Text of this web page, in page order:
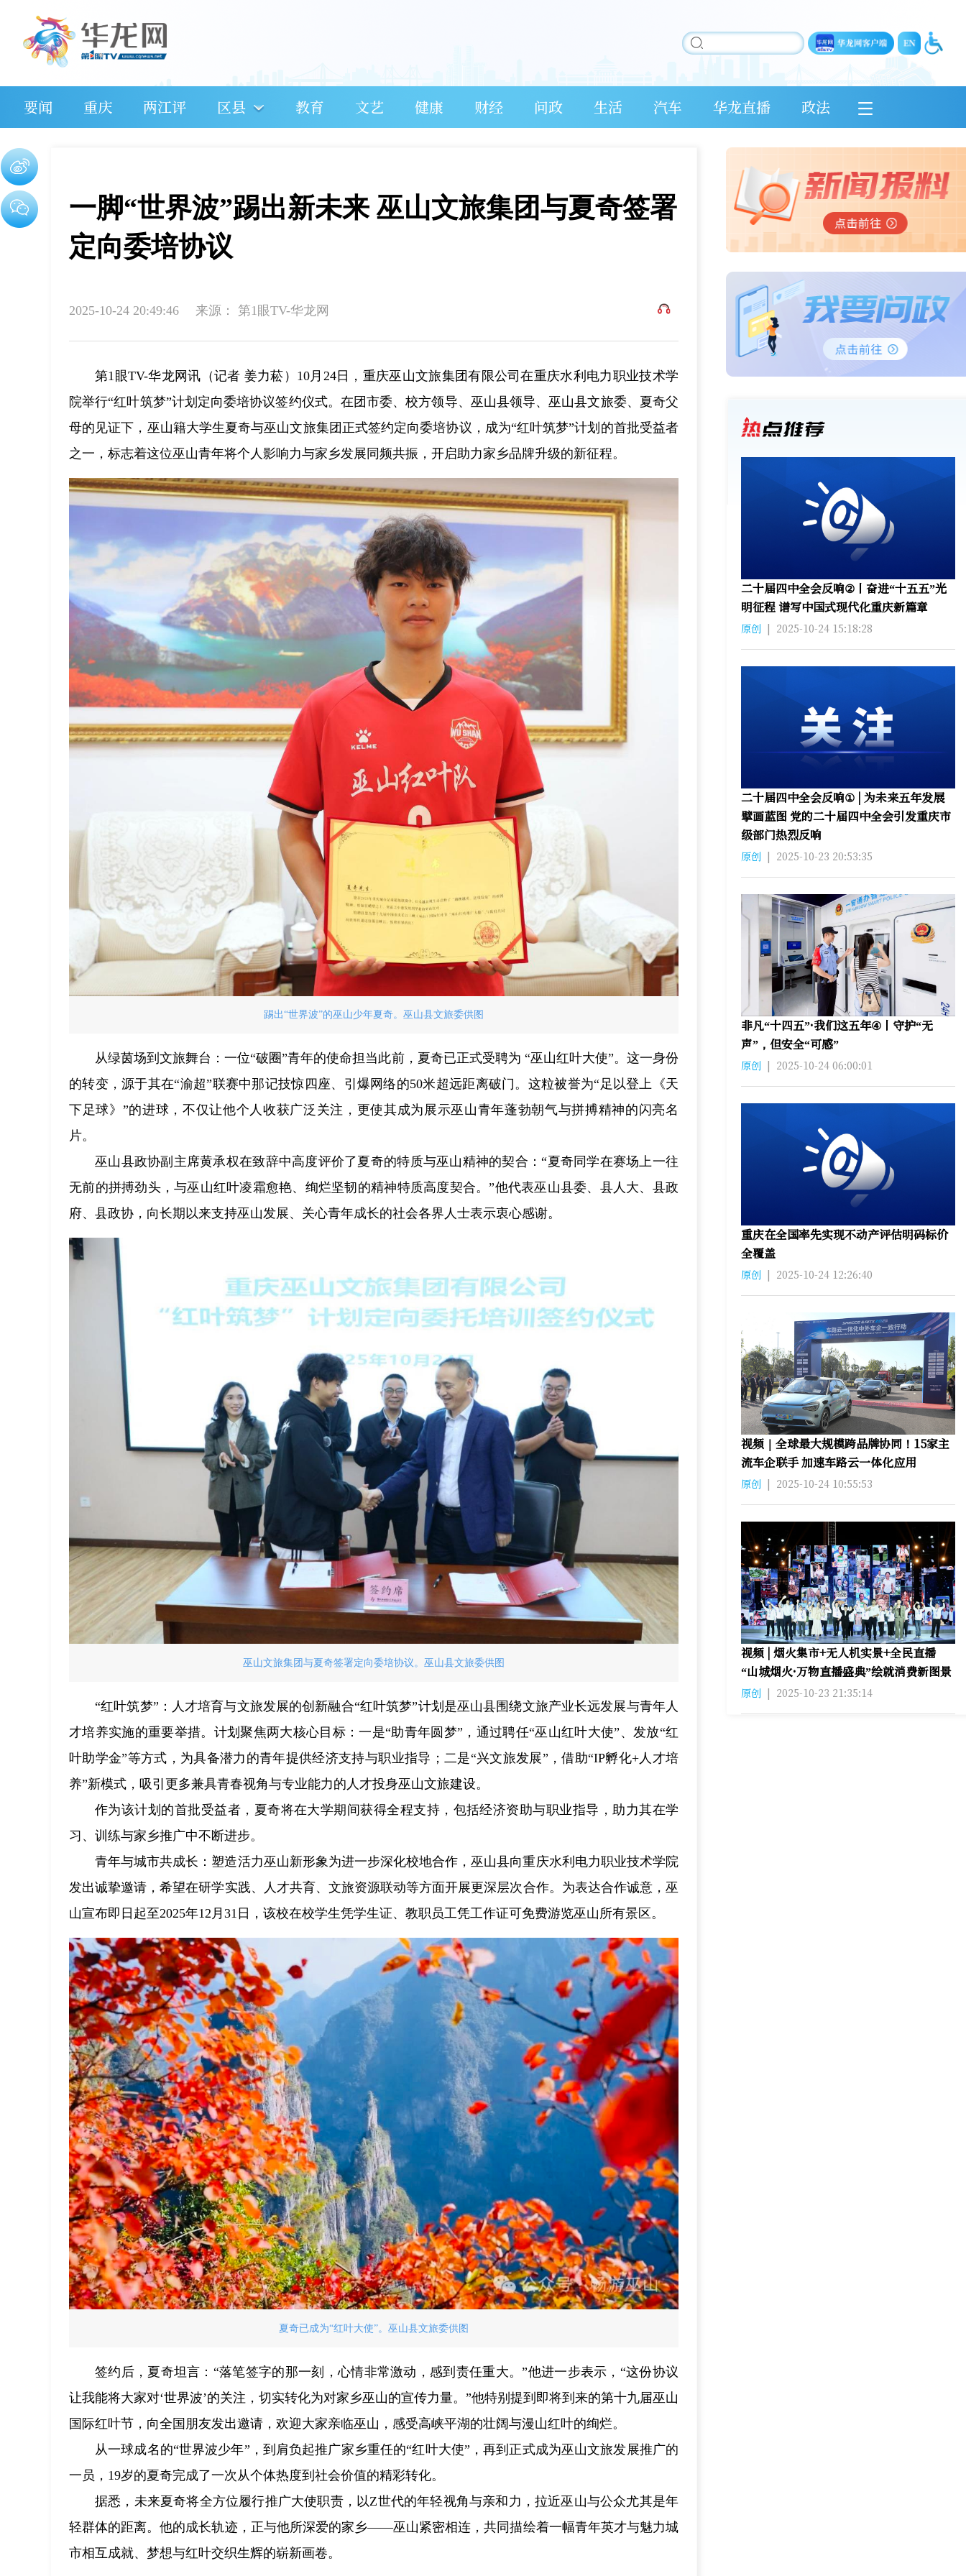
要闻 重庆 两江评 区县 教育 文艺 健康 财经 问政 生活 汽车 华龙直播 政法
一脚“世界波”踢出新未来 巫山文旅集团与夏奇签署
定向委培协议
2025-10-24 20:49:46 来源： 第1眼TV-华龙网
第1眼TV-华龙网讯（记者 姜力菘）10月24日，重庆巫山文旅集团有限公司在重庆水利电力职业技术学
院举行“红叶筑梦”计划定向委培协议签约仪式。在团市委、校方领导、巫山县领导、巫山县文旅委、夏奇父
母的见证下，巫山籍大学生夏奇与巫山文旅集团正式签约定向委培协议，成为“红叶筑梦”计划的首批受益者
之一，标志着这位巫山青年将个人影响力与家乡发展同频共振，开启助力家乡品牌升级的新征程。
踢出“世界波”的巫山少年夏奇。巫山县文旅委供图
从绿茵场到文旅舞台：一位“破圈”青年的使命担当此前，夏奇已正式受聘为 “巫山红叶大使”。这一身份
的转变，源于其在“渝超”联赛中那记技惊四座、引爆网络的50米超远距离破门。这粒被誉为“足以登上《天
下足球》”的进球，不仅让他个人收获广泛关注，更使其成为展示巫山青年蓬勃朝气与拼搏精神的闪亮名
片。
巫山县政协副主席黄承权在致辞中高度评价了夏奇的特质与巫山精神的契合：“夏奇同学在赛场上一往
无前的拼搏劲头，与巫山红叶凌霜愈艳、绚烂坚韧的精神特质高度契合。”他代表巫山县委、县人大、县政
府、县政协，向长期以来支持巫山发展、关心青年成长的社会各界人士表示衷心感谢。
巫山文旅集团与夏奇签署定向委培协议。巫山县文旅委供图
“红叶筑梦”：人才培育与文旅发展的创新融合“红叶筑梦”计划是巫山县围绕文旅产业长远发展与青年人
才培养实施的重要举措。计划聚焦两大核心目标：一是“助青年圆梦”，通过聘任“巫山红叶大使”、发放“红
叶助学金”等方式，为具备潜力的青年提供经济支持与职业指导；二是“兴文旅发展”，借助“IP孵化+人才培
养”新模式，吸引更多兼具青春视角与专业能力的人才投身巫山文旅建设。
作为该计划的首批受益者，夏奇将在大学期间获得全程支持，包括经济资助与职业指导，助力其在学
习、训练与家乡推广中不断进步。
青年与城市共成长：塑造活力巫山新形象为进一步深化校地合作，巫山县向重庆水利电力职业技术学院
发出诚挚邀请，希望在研学实践、人才共育、文旅资源联动等方面开展更深层次合作。为表达合作诚意，巫
山宣布即日起至2025年12月31日，该校在校学生凭学生证、教职员工凭工作证可免费游览巫山所有景区。
夏奇已成为“红叶大使”。巫山县文旅委供图
签约后，夏奇坦言：“落笔签字的那一刻，心情非常激动，感到责任重大。”他进一步表示，“这份协议
让我能将大家对‘世界波’的关注，切实转化为对家乡巫山的宣传力量。”他特别提到即将到来的第十九届巫山
国际红叶节，向全国朋友发出邀请，欢迎大家亲临巫山，感受高峡平湖的壮阔与漫山红叶的绚烂。
从一球成名的“世界波少年”，到肩负起推广家乡重任的“红叶大使”，再到正式成为巫山文旅发展推广的
一员，19岁的夏奇完成了一次从个体热度到社会价值的精彩转化。
据悉，未来夏奇将全方位履行推广大使职责，以Z世代的年轻视角与亲和力，拉近巫山与公众尤其是年
轻群体的距离。他的成长轨迹，正与他所深爱的家乡——巫山紧密相连，共同描绘着一幅青年英才与魅力城
市相互成就、梦想与红叶交织生辉的崭新画卷。
二十届四中全会反响②丨奋进“十五五”光
明征程 谱写中国式现代化重庆新篇章
原创 | 2025-10-24 15:18:28
二十届四中全会反响① | 为未来五年发展
擘画蓝图 党的二十届四中全会引发重庆市
级部门热烈反响
原创 | 2025-10-23 20:53:35
非凡“十四五”·我们这五年④丨守护“无
声”，但安全“可感”
原创 | 2025-10-24 06:00:01
重庆在全国率先实现不动产评估明码标价
全覆盖
原创 | 2025-10-24 12:26:40
视频｜全球最大规模跨品牌协同！15家主
流车企联手 加速车路云一体化应用
原创 | 2025-10-24 10:55:53
视频 | 烟火集市+无人机实景+全民直播
“山城烟火·万物直播盛典”绘就消费新图景
原创 | 2025-10-23 21:35:14